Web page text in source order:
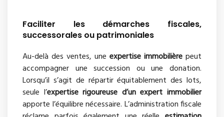
Faciliter les démarches fiscales,
successorales ou patrimoniales
Au-delà des ventes, une expertise immobilière peut
accompagner une succession ou une donation.
Lorsqu’il s’agit de répartir équitablement des lots,
seule l’expertise rigoureuse d’un expert immobilier
apporte l’équilibre nécessaire. L’administration fiscale